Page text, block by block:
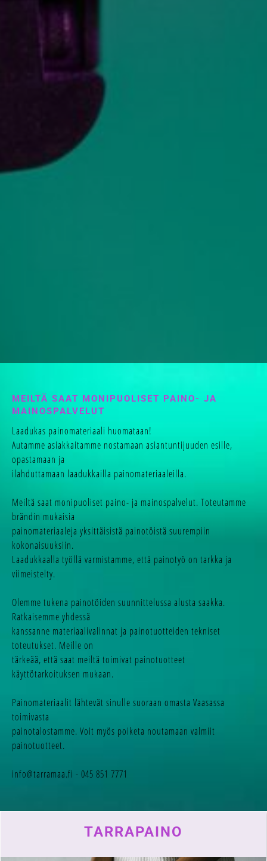
KYLTIT JA KILVET
MAINOSMATERIAALIT
TEKSTIILIPAINO
YHTEYSTIEDOT
TIETOSUOJASELOSTE
MEILTÄ SAAT MONIPUOLISET PAINO- JA
MAINOSPALVELUT
Laadukas painomateriaali huomataan!
Autamme asiakkaitamme nostamaan asiantuntijuuden esille,
opastamaan ja
ilahduttamaan laadukkailla painomateriaaleilla.
Meiltä saat monipuoliset paino- ja mainospalvelut. Toteutamme
brändin mukaisia
painomateriaaleja yksittäisistä painotöistä suurempiin
kokonaisuuksiin.
Laadukkaalla työllä varmistamme, että painotyö on tarkka ja
viimeistelty.
Olemme tukena painotöiden suunnittelussa alusta saakka.
Ratkaisemme yhdessä
kanssanne materiaalivalinnat ja painotuotteiden tekniset
toteutukset. Meille on
tärkeää, että saat meiltä toimivat painotuotteet
käyttötarkoituksen mukaan.
Painomateriaalit lähtevät sinulle suoraan omasta Vaasassa
toimivasta
painotalostamme. Voit myös poiketa noutamaan valmiit
painotuotteet.
info@tarramaa.fi - 045 851 7771
TARRAPAINO